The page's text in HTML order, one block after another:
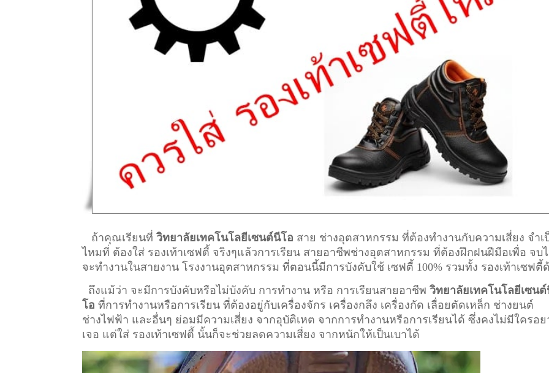
ถ้าคุณเรียนที่วิทยาลัยเทคโนโลยีเซนต์นีโอ สาย ช่างอุตสาหกรรม ที่ต้องทำงานกับความเสี่ยง จำเ
ไหมที่ ต้องใส่ รองเท้าเซฟตี้ จริงๆแล้วการเรียน สายอาชีพช่างอุตสาหกรรมที่ต้องฝึกฝนฝีมือเพื่อ จบ
จะทำงานในสายงาน โรงงานอุตสาหกรรม ที่ตอนนี้มีการบังคับใช้ เซฟตี้ 100% รวมทั้ง รองเท้าเซฟตี้
ถึงแม้ว่า จะมีการบังคับหรือไม่บังคับ การทำงาน หรือ การเรียนสายอาชีพวิทยาลัยเทคโนโลยีเซน
โอ ที่การทำงานหรือการเรียน ที่ต้องอยู่กับเครื่องจักร เครื่องกลึง เครื่องกัด เลื่อยตัดเหล็ก ช่างยนต์
ช่างไฟฟ้า และอื่นๆ ย่อมมีความเสี่ยง จากอุบัติเหต จากการทำงานหรือการเรียนได้ ซึ่งคงไม่มีใครอย
เจอ แต่ใส่ รองเท้าเซฟตี้ นั้นก็จะช่วยลดความเสี่ยง จากหนักให้เป็นเบาได้